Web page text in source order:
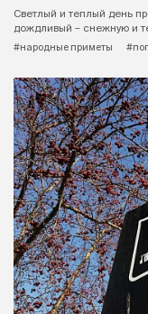
Светлый и теплый день
дождливый – снежную и
#народные приметы